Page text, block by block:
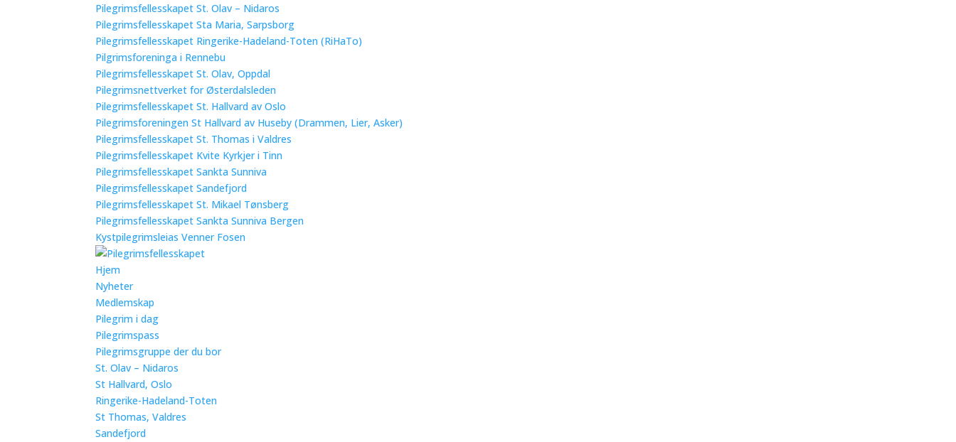
Pilegrimsfellesskapet St. Olav – Nidaros
Pilegrimsfellesskapet Sta Maria, Sarpsborg
Pilegrimsfellesskapet Ringerike-Hadeland-Toten (RiHaTo)
Pilgrimsforeninga i Rennebu
Pilegrimsfellesskapet St. Olav, Oppdal
Pilegrimsnettverket for Østerdalsleden
Pilegrimsfellesskapet St. Hallvard av Oslo
Pilegrimsforeningen St Hallvard av Huseby (Drammen, Lier, Asker)
Pilegrimsfellesskapet St. Thomas i Valdres
Pilegrimsfellesskapet Kvite Kyrkjer i Tinn
Pilegrimsfellesskapet Sankta Sunniva
Pilegrimsfellesskapet Sandefjord
Pilegrimsfellesskapet St. Mikael Tønsberg
Pilegrimsfellesskapet Sankta Sunniva Bergen
Kystpilegrimsleias Venner Fosen
Hjem
Nyheter
Medlemskap
Pilegrim i dag
Pilegrimspass
Pilegrimsgruppe der du bor
St. Olav – Nidaros
St Hallvard, Oslo
Ringerike-Hadeland-Toten
St Thomas, Valdres
Sandefjord